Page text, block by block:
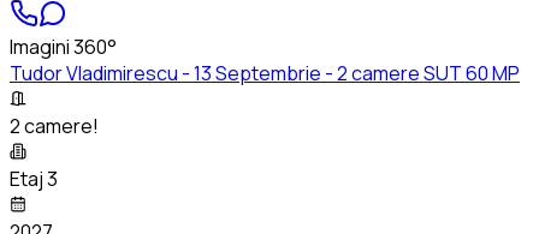
Imagini 360°
Tudor Vladimirescu - 13 Septembrie - 2 camere SUT 60 MP
2 camere!
Etaj 3